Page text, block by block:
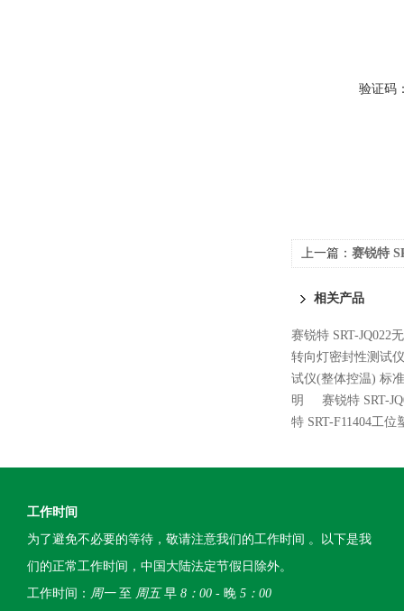
验证码
上一篇： 赛锐特
相关产品
赛锐特 SRT-JQ022
转向灯密封性测试
试仪(整体控温) 标准
明
赛锐特 SRT-
特 SRT-F11404工
工作时间
为了避免不必要的等待，敬请注意我们的工作时间 。以下是我
们的正常工作时间，中国大陆法定节假日除外。
工作时间： 周一至 周五早 8：00 - 晚 5：00